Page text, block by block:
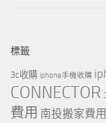
標籤
3c收購 iphone手機收購
CONNECTOR
費用 南投搬家費用